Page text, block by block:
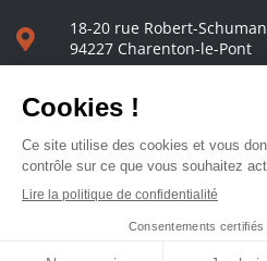
18-20 rue Robert-Schuman
94227 Charenton-le-Pont